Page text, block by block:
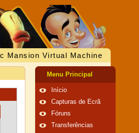
Mansion Virtual Machine
Menu Principal
Início
Capturas de Ecrã
Fóruns
Transferências